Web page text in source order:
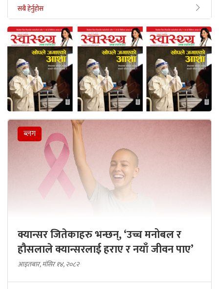
सबै हेर्नुहोस
ब्लग
क्यान्सर जितेकाहरु भन्छन्, ‘उच्च मनोबल र
हौसलाले क्यान्सरलाई हराए र नयाँ जीवन पाए’
आइतबार, मंसिर १४, २०८२